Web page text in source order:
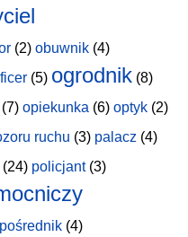
(2) obuwnik (4)
(5) ogrodnik (8)
(7) opiekunka (6) optyk (2)
ruchu (3) palacz (4)
(24) policjant(3)
pośrednik (4)